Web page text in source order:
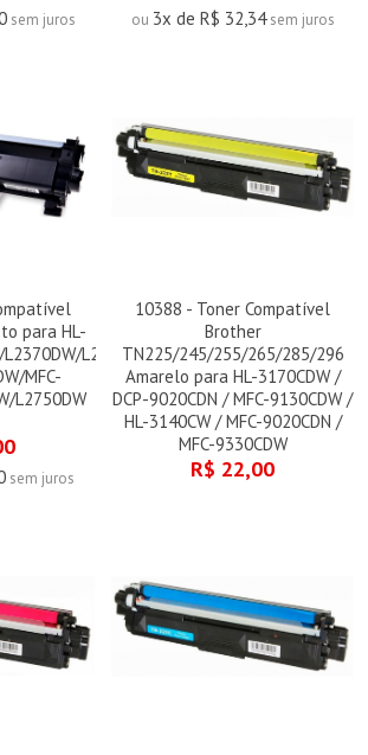
sem juros ou 3x de R$ 32,34sem juros
para HL-
L2370DW
MFC-
L2750DW
sem juros
10388 - Toner Compatível
Brother
TN225/245/255/265/285/296
Amarelo para HL-3170CDW /
DCP-9020CDN / MFC-9130CDW /
HL-3140CW / MFC-9020CDN /
MFC-9330CDW
R$ 22,00